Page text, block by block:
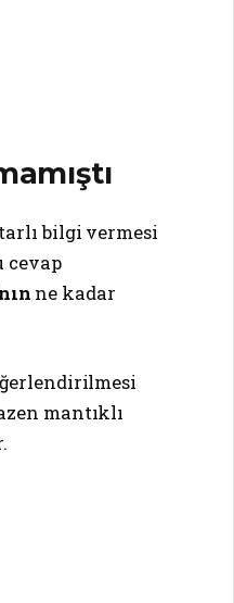
bilgi vermesi
cevap
ne kadar
mantıklı